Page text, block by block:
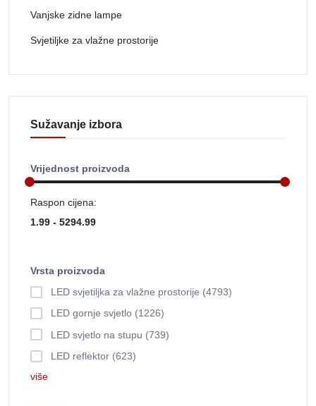
Vanjske zidne lampe
Svjetiljke za vlažne prostorije
Sužavanje izbora
Vrijednost proizvoda
Raspon cijena:
Vrsta proizvoda
LED svjetiljka za vlažne prostorije (4793)
LED gornje svjetlo (1226)
LED svjetlo na stupu (739)
LED reflektor (623)
više